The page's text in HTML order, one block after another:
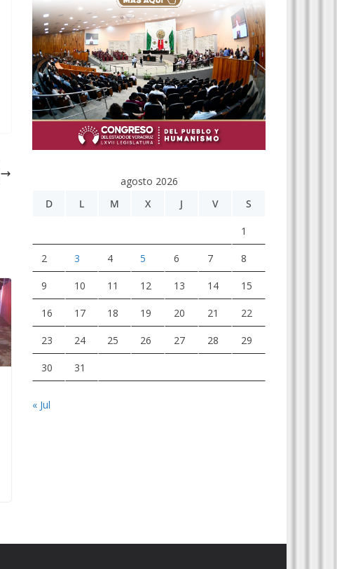
agosto 2026
D
L M X J V S
1
2 3 4 5 6 7 8
9 10 11 12 13 14 15
16 17 18 19 20 21 22
23 24 25 26 27 28 29
30 31
« Jul